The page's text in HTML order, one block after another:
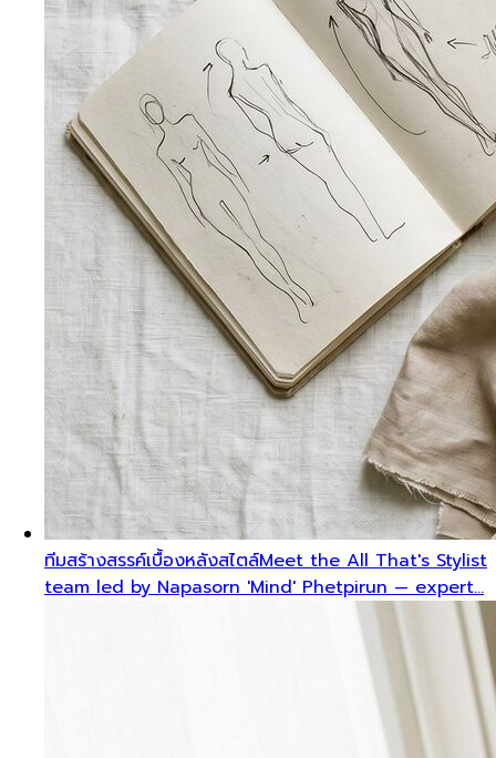
ทีมสร้างสรรค์เบื้องหลังสไตล์Meet the All That's Stylist
team led by Napasorn 'Mind' Phetpirun — expert…